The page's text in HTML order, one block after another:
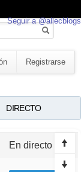
Seguir a @allecblogs
Registrarse
DIRECTO
En directo